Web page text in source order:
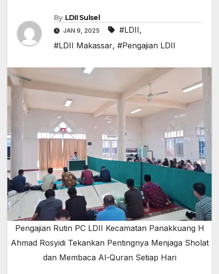
By LDII Sulsel
JAN 9, 2025 #LDII,
#LDII Makassar, #Pengajian LDII
Pengajian Rutin PC LDII Kecamatan Panakkuang H
Ahmad Rosyidi Tekankan Pentingnya Menjaga Sholat
dan Membaca Al-Quran Setiap Hari